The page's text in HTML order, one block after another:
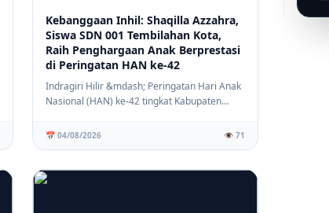
Kebanggaan Inhil: Shaqilla Azzahra,
Siswa SDN 001 Tembilahan Kota,
Raih Penghargaan Anak Berprestasi
di Peringatan HAN ke-42
Indragiri Hilir &mdash; Peringatan Hari Anak
Nasional (HAN) ke-42 tingkat Kabupaten
📅 04/08/2026 👁️ 71